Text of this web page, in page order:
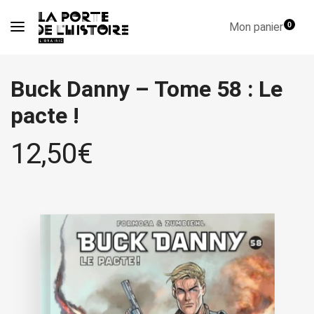
Mon panier0
Buck Danny – Tome 58 : Le
pacte !
12,50€